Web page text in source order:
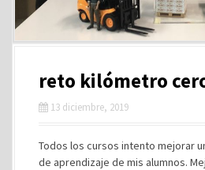
reto kilómetro
13 diciembre, 2019
Todos los cursos intento mejorar
de aprendizaje de mis alumnos.